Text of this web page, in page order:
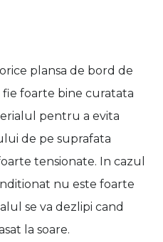
plansa de bord de
fie foarte bine curatata
pentru a evita
de pe suprafata
tensionate. In cazul
nu este foarte
se va dezlipi cand
la soare.